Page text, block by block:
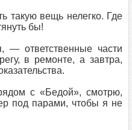
такую вещь нелегко. Где
бы!
ответственные части
в ремонте, а завтра,
с «Бедой», смотрю,
под парами, чтобы я не